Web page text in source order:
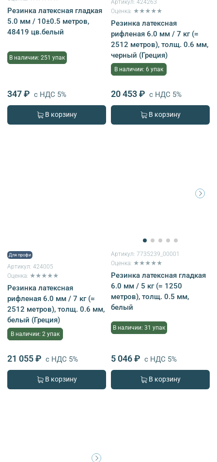
Резинка латексная гладкая
5.0 мм / 10±0.5 метров,
48419 цв.белый
В наличии: 251 упак
347 ₽ с НДС 5%
В корзину
Артикул: 424263
Оценка: ★★★★★
Резинка латексная
рифленая 6.0 мм / 7 кг (≈
2512 метров), толщ. 0.6 мм,
черный (Греция)
В наличии: 6 упак
20 453 ₽ с НДС 5%
В корзину
Для профи
Артикул: 424005
Оценка: ★★★★★
Резинка латексная
рифленая 6.0 мм / 7 кг (≈
2512 метров), толщ. 0.6 мм,
белый (Греция)
В наличии: 2 упак
21 055 ₽ с НДС 5%
В корзину
Артикул: 7735239_00001
Оценка: ★★★★★
Резинка латексная гладкая
6.0 мм / 5 кг (≈ 1250
метров), толщ. 0.5 мм,
белый
В наличии: 31 упак
5 046 ₽ с НДС 5%
В корзину